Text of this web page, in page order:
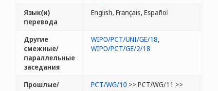
Язык(и)
перевода
English, Français, Español
Другие
смежные/
параллельные
заседания
WIPO/PCT/UNI/GE/18,
WIPO/PCT/GE/2/18
Прошлые/
PCT/WG/10 >> PCT/WG/11 >>